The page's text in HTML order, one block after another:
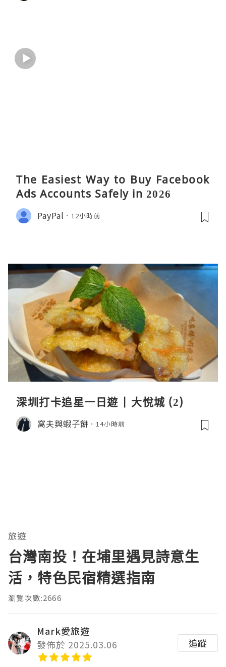
The Easiest Way to Buy Facebook
Ads Accounts Safely in 2026
PayPal 12小時前
深圳打卡追星一日遊 | 大悅城 (2)
窩夫與蝦子餅 14小時前
旅遊
台灣南投！在埔里遇見詩意生
活，特色民宿精選指南
瀏覽次數:2666
Mark愛旅遊
發佈於 2025.03.06
追蹤